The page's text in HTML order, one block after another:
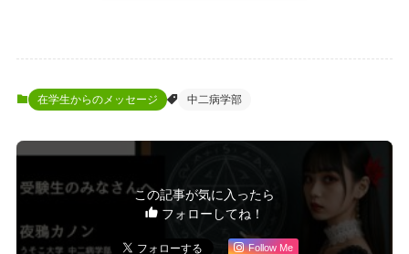
在学生からのメッセージ 中二病学部
この記事が気に入ったら
フォローしてね！
Follow Me